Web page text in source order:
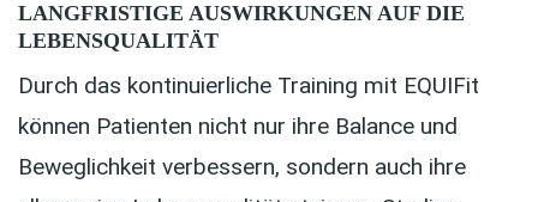
LANGFRISTIGE AUSWIRKUNGEN AUF DIE
LEBENSQUALITÄT
Durch das kontinuierliche Training mit EQUIFit
können Patienten nicht nur ihre Balance und
Beweglichkeit verbessern, sondern auch ihre